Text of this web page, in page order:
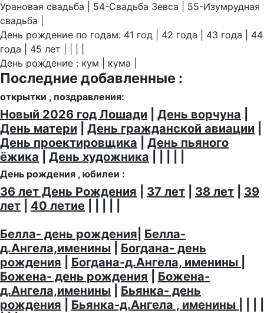
Урановая свадьба | 54-Свадьба Зевса | 55-Изумрудная
свадьба |
День рождение по годам: 41 год | 42 года | 43 года | 44
года | 45 лет | | | |
День рождение : кум | кума |
Последние добавленные :
открытки , поздравления:
Новый 2026 год Лошади День ворчуна
День матери
День гражданской авиации
День проектировщика
День пьяного
ёжика
День художника
День рождения , юбилеи :
36 лет День Рождения 37 лет 38 лет
39
лет
40 летие
Белла- день рождения Белла-
д.Ангела,именины
Богдана- день
рождения
Богдана-д.Ангела, именины
Божена- день рождения
Божена-
д.Ангела,именины
Бьянка- день
рождения
Бьянка-д.Ангела , именины